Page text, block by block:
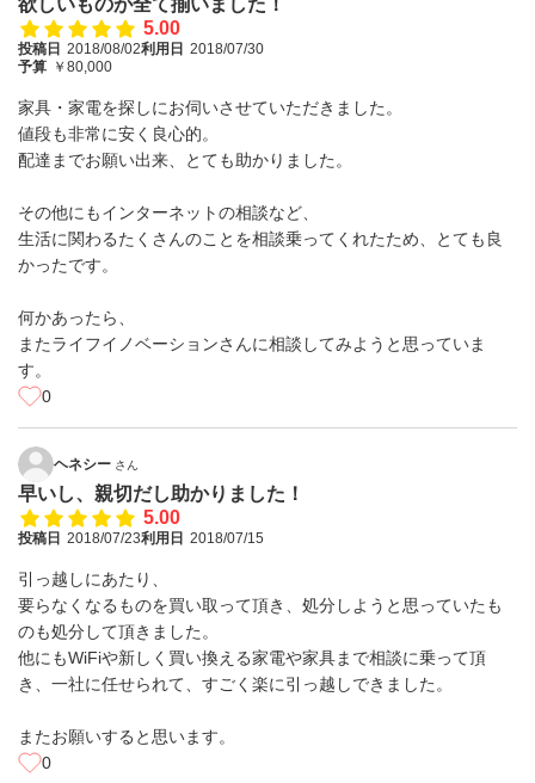
欲しいものが全て揃いました！
5.00
投稿日 2018/08/02利用日 2018/07/30
予算 ￥80,000
家具・家電を探しにお伺いさせていただきました。
値段も非常に安く良心的。
配達までお願い出来、とても助かりました。
その他にもインターネットの相談など、
生活に関わるたくさんのことを相談乗ってくれたため、とても良
かったです。
何かあったら、
またライフイノベーションさんに相談してみようと思っていま
す。
0
ヘネシー さん
早いし、親切だし助かりました！
5.00
投稿日 2018/07/23利用日 2018/07/15
引っ越しにあたり、
要らなくなるものを買い取って頂き、処分しようと思っていたも
のも処分して頂きました。
他にもWiFiや新しく買い換える家電や家具まで相談に乗って頂
き、一社に任せられて、すごく楽に引っ越しできました。
またお願いすると思います。
0